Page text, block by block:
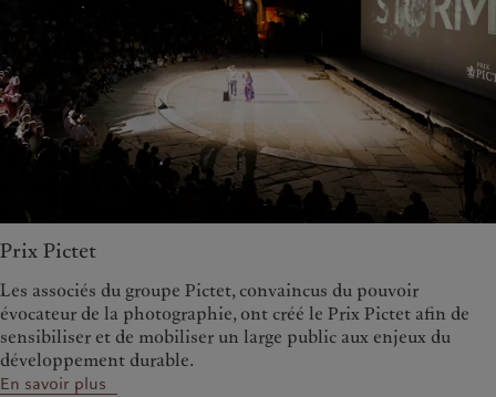
Prix Pictet
Les associés du groupe Pictet, convaincus du pouvoir
évocateur de la photographie, ont créé le Prix Pictet afin de
sensibiliser et de mobiliser un large public aux enjeux du
développement durable.
En savoir plus